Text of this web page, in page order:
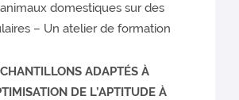
domestiques sur des
– Un atelier de formation
ADAPTÉS À
DE L’APTITUDE À